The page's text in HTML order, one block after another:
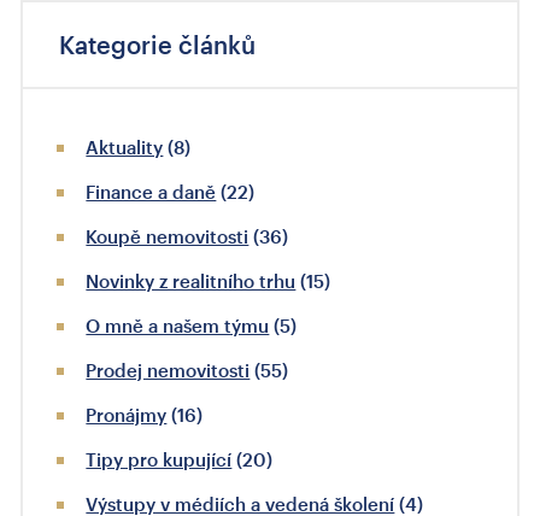
Kategorie článků
Aktuality (8)
Finance a daně (22)
Koupě nemovitosti (36)
Novinky z realitního trhu (15)
O mně a našem týmu (5)
Prodej nemovitosti (55)
Pronájmy (16)
Tipy pro kupující (20)
Výstupy v médiích a vedená školení (4)